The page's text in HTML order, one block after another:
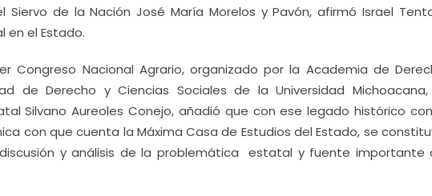
Siervo de la Nación José María Morelos y Pavón, afirmó Israel
en el Estado.
Congreso Nacional Agrario, organizado por la Academia de
de Derecho y Ciencias Sociales de la Universidad
Silvano Aureoles Conejo, añadió que con ese legado histórico
con que cuenta la Máxima Casa de Estudios del Estado, se
y análisis de la problemática estatal y fuente importante